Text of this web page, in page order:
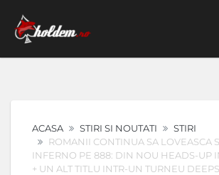
ACASA STIRI SI NOUTATI
STIRI
ROMANII CONTINUA SA LOVEASCA
INFERNO PE 888: DIN NOU HEADS-UP
+ UN ALT TITLU INTR-UN TURNEU